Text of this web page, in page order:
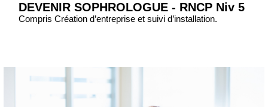
DEVENIR SOPHROLOGUE - RNCP Niv 5
Compris Création d’entreprise et suivi d’installation.